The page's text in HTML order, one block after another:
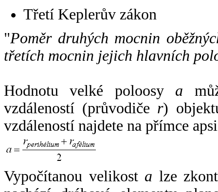
Třetí Keplerův zákon
"Poměr druhých mocnin
třetích mocnin jejich hlavních
Hodnotu velké poloosy a
vzdáleností (průvodiče r)
vzdáleností najdete na přímce
Vypočítanou velikost a lze